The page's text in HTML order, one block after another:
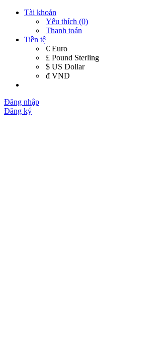
Tài khoản
Yêu thích (0)
Thanh toán
Tiền tệ
€ Euro
£ Pound Sterling
$ US Dollar
đ VND
Đăng nhập
Đăng ký